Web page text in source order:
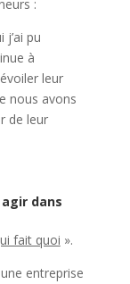
:
j’ai pu
à
leur
nous avons
de leur
dans
fait quoi ».
entreprise